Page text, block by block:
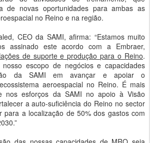
de novas oportunidades para ambas as
no Reino e na região.
CEO da SAMI, afirma: “Estamos muito
assinado este acordo com a Embraer,
de suporte e produção para o Reino.
escopo de negócios e capacidades
da SAMI em avançar e apoiar o
aeroespacial no Reino. É mais
nos esforços da SAMI no apoio à Visão
a auto-suficiência do Reino no sector
para a localização de 50% dos gastos com